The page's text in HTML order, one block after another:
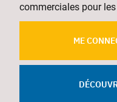
commerciales pour
ME